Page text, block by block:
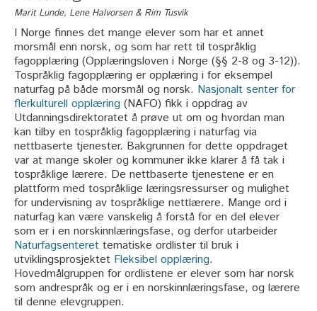
Marit Lunde, Lene Halvorsen & Rim Tusvik
I Norge finnes det mange elever som har et annet
morsmål enn norsk, og som har rett til tospråklig
fagopplæring (Opplæringsloven i Norge (§§ 2-8 og 3-12)).
Tospråklig fagopplæring er opplæring i for eksempel
naturfag på både morsmål og norsk. Nasjonalt senter for
flerkulturell opplæring (NAFO) fikk i oppdrag av
Utdanningsdirektoratet å prøve ut om og hvordan man
kan tilby en tospråklig fagopplæring i naturfag via
nettbaserte tjenester. Bakgrunnen for dette oppdraget
var at mange skoler og kommuner ikke klarer å få tak i
tospråklige lærere. De nettbaserte tjenestene er en
plattform med tospråklige læringsressurser og mulighet
for undervisning av tospråklige nettlærere. Mange ord i
naturfag kan være vanskelig å forstå for en del elever
som er i en norskinnlæringsfase, og derfor utarbeider
Naturfagsenteret tematiske ordlister til bruk i
utviklingsprosjektet Fleksibel opplæring.
Hovedmålgruppen for ordlistene er elever som har norsk
som andrespråk og er i en norskinnlæringsfase, og lærere
til denne elevgruppen.